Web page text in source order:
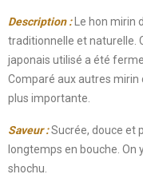
Description :Le hon mirin
traditionnelle et naturelle.
japonais utilisé a été
Comparé aux autres
plus importante.
Saveur :Sucrée, douce et
longtemps en bouche.
shochu.